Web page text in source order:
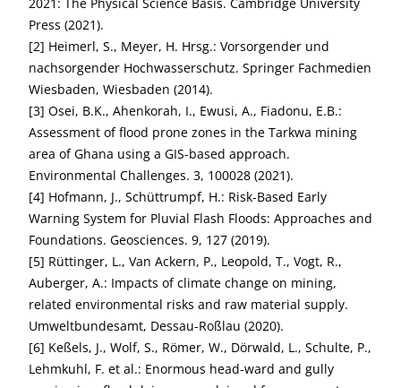
Press (2021).
[2] Heimerl, S., Meyer, H. Hrsg.: Vorsorgender und
nachsorgender Hochwasserschutz. Springer Fachmedien
Wiesbaden, Wiesbaden (2014).
[3] Osei, B.K., Ahenkorah, I., Ewusi, A., Fiadonu, E.B.:
Assessment of flood prone zones in the Tarkwa mining
area of Ghana using a GIS-based approach.
Environmental Challenges. 3, 100028 (2021).
[4] Hofmann, J., Schüttrumpf, H.: Risk-Based Early
Warning System for Pluvial Flash Floods: Approaches and
Foundations. Geosciences. 9, 127 (2019).
[5] Rüttinger, L., Van Ackern, P., Leopold, T., Vogt, R.,
Auberger, A.: Impacts of climate change on mining,
related environmental risks and raw material supply.
Umweltbundesamt, Dessau-Roßlau (2020).
[6] Keßels, J., Wolf, S., Römer, W., Dörwald, L., Schulte, P.,
Lehmkuhl, F. et al.: Enormous head-ward and gully